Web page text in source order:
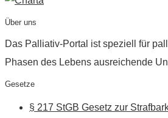
Über uns
Das Palliativ-Portal ist speziell für
Phasen des Lebens ausreichende
Gesetze
§ 217 StGB Gesetz zur